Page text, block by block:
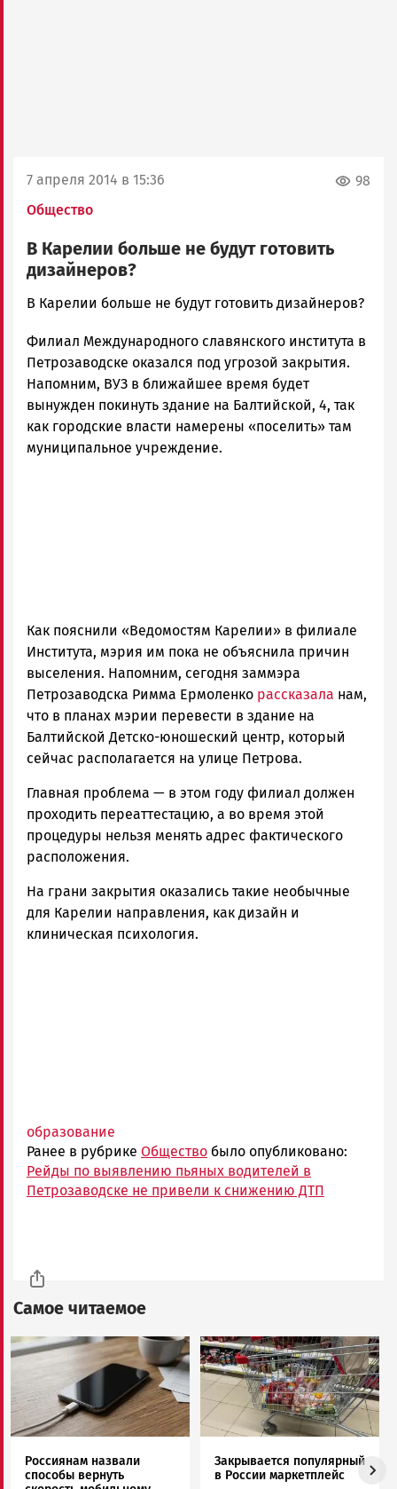
7 апреля 2014 в 15:36
Общество
98
В Карелии больше не будут готовить
дизайнеров?
admintimur
Петрозаводска
и
Карелии
|
Петрозаводск
ГОВОРИТ
В Карелии больше не будут готовить дизайнеров?
Филиал Международного славянского института в
Петрозаводске оказался под угрозой закрытия.
Напомним, ВУЗ в ближайшее время будет
вынужден покинуть здание на Балтийской, 4, так
как городские власти намерены «поселить» там
муниципальное учреждение.
Как пояснили «Ведомостям Карелии» в филиале
Института, мэрия им пока не объяснила причин
выселения. Напомним, сегодня заммэра
Петрозаводска Римма Ермоленко рассказала нам,
что в планах мэрии перевести в здание на
Балтийской Детско-юношеский центр, который
сейчас располагается на улице Петрова.
Главная проблема — в этом году филиал должен
проходить переаттестацию, а во время этой
процедуры нельзя менять адрес фактического
расположения.
На грани закрытия оказались такие необычные
для Карелии направления, как дизайн и
клиническая психология.
образование
Ранее в рубрике Общество было опубликовано:
Рейды по выявлению пьяных водителей в
Петрозаводске не привели к снижению ДТП
Самое читаемое
Image
Россиянам назвали
способы вернуть
Image
Закрывается популярный
в России маркетплейс